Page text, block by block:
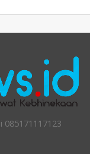
085171117123